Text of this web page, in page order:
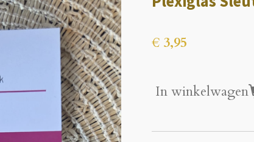
€ 3,95
In winkelwagen